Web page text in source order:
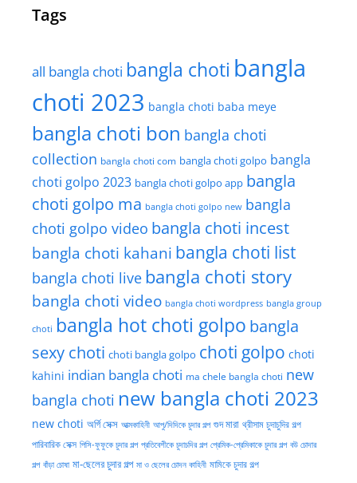
Tags
all bangla choti bangla choti bangla
choti 2023 bangla choti baba meye
bangla choti bon bangla choti
collection bangla choti com bangla choti golpo bangla
choti golpo 2023 bangla choti golpo app bangla
choti golpo ma bangla choti golpo new bangla
choti golpo video bangla choti incest
bangla choti kahani bangla choti list
bangla choti live bangla choti story
bangla choti video bangla choti wordpress bangla group
choti bangla hot choti golpo bangla
sexy choti choti bangla golpo choti golpo choti
kahini indian bangla choti ma chele bangla choti new
bangla choti new bangla choti 2023
new choti অর্গি সেক্স আত্মকাহিনী আপু/দিদিকে চুদার গল্প গুদ মারা থ্রীসাম চুদাচুদির গল্প
পারিবারিক সেক্স পিসি-ফুফুকে চুদার গল্প প্রতিবেশীকে চুদাচদির গল্প প্রেমিক-প্রেমিকাকে চুদার গল্প বউ চোদার
গল্প বাঁড়া চোষা মা-ছেলের চুদার গল্প মা ও ছেলের চোদন কাহিনী মামিকে চুদার গল্প